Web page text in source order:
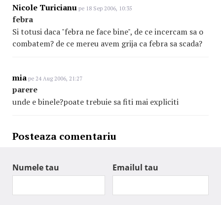
Nicole Turicianu pe 18 Sep 2006, 10:35
febra
Si totusi daca "febra ne face bine", de ce incercam sa o
combatem? de ce mereu avem grija ca febra sa scada?
mia pe 24 Aug 2006, 21:27
parere
unde e binele?poate trebuie sa fiti mai expliciti
Posteaza comentariu
Numele tau Emailul tau